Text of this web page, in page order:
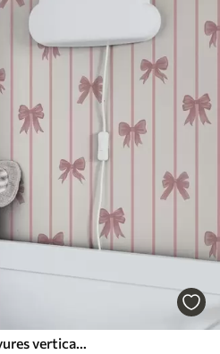
Des nœuds roses sur des rayures verticales sur fond clair